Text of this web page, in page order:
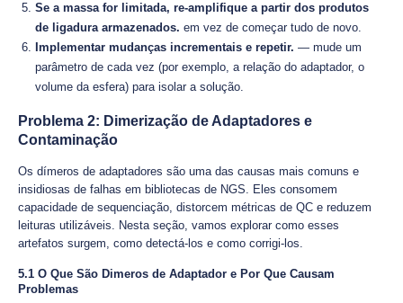
Se a massa for limitada, re-amplifique a partir dos produtos
de ligadura armazenados. em vez de começar tudo de novo.
Implementar mudanças incrementais e repetir. — mude um
parâmetro de cada vez (por exemplo, a relação do adaptador, o
volume da esfera) para isolar a solução.
Problema 2: Dimerização de Adaptadores e
Contaminação
Os dímeros de adaptadores são uma das causas mais comuns e
insidiosas de falhas em bibliotecas de NGS. Eles consomem
capacidade de sequenciação, distorcem métricas de QC e reduzem
leituras utilizáveis. Nesta seção, vamos explorar como esses
artefatos surgem, como detectá-los e como corrigi-los.
5.1 O Que São Dimeros de Adaptador e Por Que Causam
Problemas